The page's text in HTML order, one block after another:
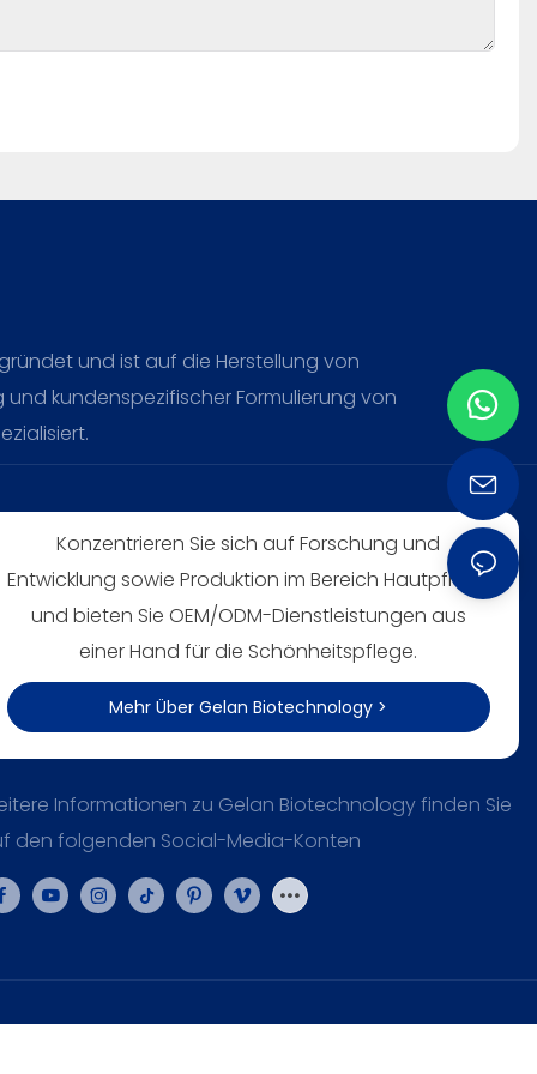
und ist auf die Herstellung von
kundenspezifischer Formulierung von
Konzentrieren Sie sich auf Forschung und
Entwicklung sowie Produktion im Bereich Hautpflege
und bieten Sie OEM/ODM-Dienstleistungen aus
einer Hand für die Schönheitspflege.
Mehr Über Gelan Biotechnology >
Informationen zu Gelan Biotechnology finden Sie
den folgenden Social-Media-Konten